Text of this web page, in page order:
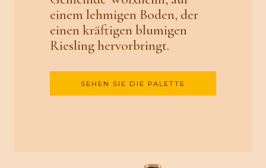
einem lehmigen Boden, der
einen kräftigen blumigen
Riesling hervorbringt.
SEHEN SIE DIE PALETTE